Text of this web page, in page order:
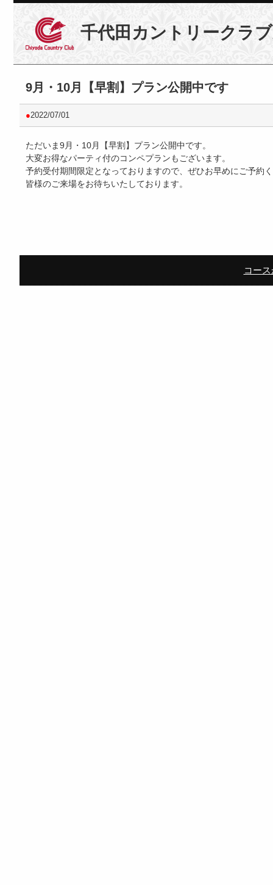
千代田カントリークラブ
9月・10月【早割】プラン公開中です
●2022/07/01
ただいま9月・10月【早割】プラン公開中です。
大変お得なパーティ付のコンペプランもございます。
予約受付期間限定となっておりますので、ぜひお早めにご予約
皆様のご来場をお待ちいたしております。
コー